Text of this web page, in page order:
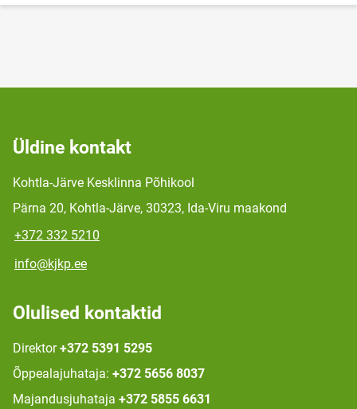
Üldine kontakt
Kohtla-Järve Kesklinna Põhikool
Pärna 20, Kohtla-Järve, 30323, Ida-Viru maakond
+372 332 5210
info@kjkp.ee
Olulised kontaktid
Direktor +372 5391 5295
Õppealajuhataja: +372 5656 8037
Majandusjuhataja +372 5855 6631